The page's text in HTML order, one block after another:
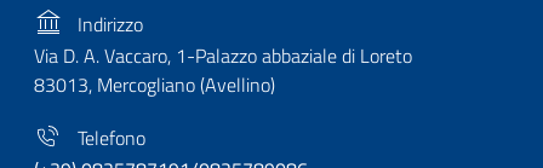
Indirizzo
Via D. A. Vaccaro, 1-Palazzo abbaziale di Loreto
83013, Mercogliano (Avellino)
Telefono